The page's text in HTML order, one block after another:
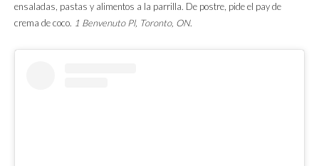
ensaladas, pastas y alimentos a la parrilla. De postre, pide el pay de
crema de coco. 1 Benvenuto Pl, Toronto, ON.